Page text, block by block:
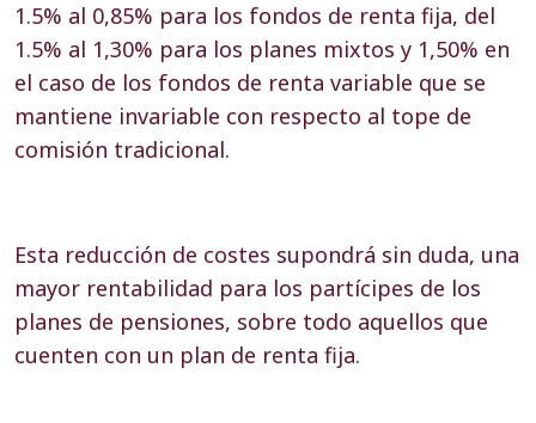
1.5% al 0,85% para los fondos de renta fija, del
1.5% al 1,30% para los planes mixtos y 1,50% en
el caso de los fondos de renta variable que se
mantiene invariable con respecto al tope de
comisión tradicional.
Esta reducción de costes supondrá sin duda, una
mayor rentabilidad para los partícipes de los
planes de pensiones, sobre todo aquellos que
cuenten con un plan de renta fija.